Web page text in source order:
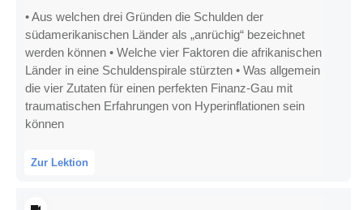
• Aus welchen drei Gründen die Schulden der
südamerikanischen Länder als „anrüchig“ bezeichnet
werden können • Welche vier Faktoren die afrikanischen
Länder in eine Schuldenspirale stürzten • Was allgemein
die vier Zutaten für einen perfekten Finanz-Gau mit
traumatischen Erfahrungen von Hyperinflationen sein
können
Zur Lektion